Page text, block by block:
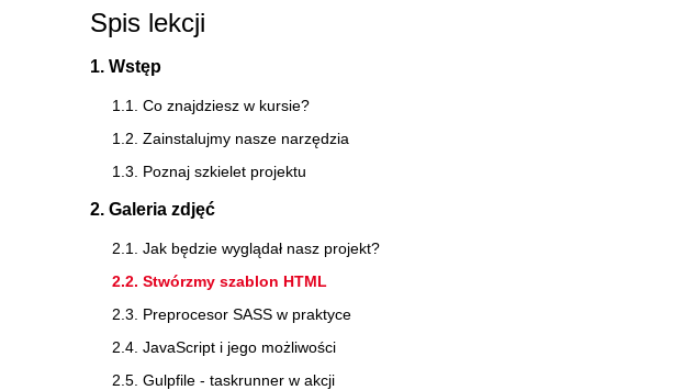
Spis lekcji
1. Wstęp
1.1. Co znajdziesz w kursie?
1.2. Zainstalujmy nasze narzędzia
1.3. Poznaj szkielet projektu
2. Galeria zdjęć
2.1. Jak będzie wyglądał nasz projekt?
2.2. Stwórzmy szablon HTML
2.3. Preprocesor SASS w praktyce
2.4. JavaScript i jego możliwości
2.5. Gulpfile - taskrunner w akcji